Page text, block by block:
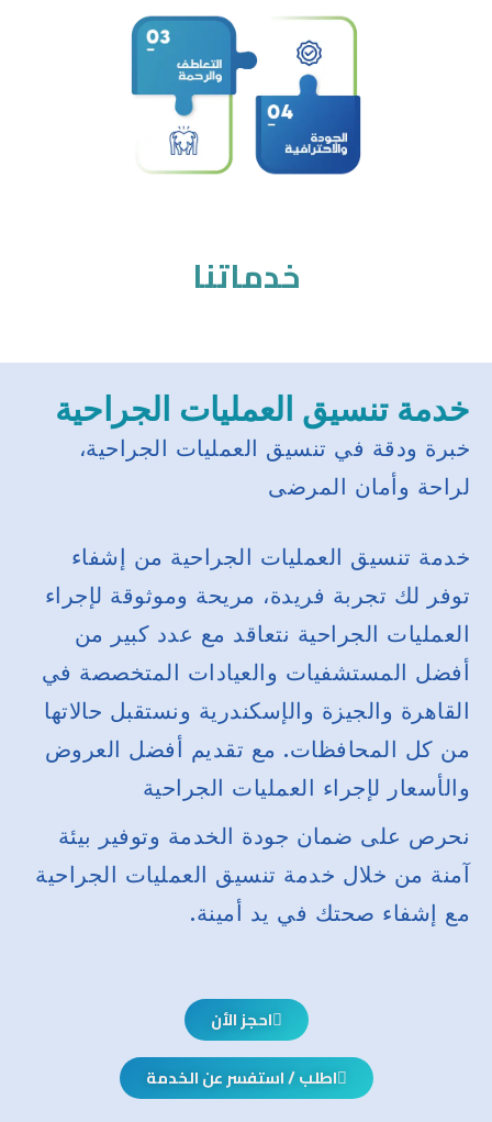
خدماتنا
خدمة تنسيق العمليات الجراحية
خبرة ودقة في تنسيق العمليات الجراحية،
لراحة وأمان المرضى
خدمة تنسيق العمليات الجراحية من إشفاء
توفر لك تجربة فريدة، مريحة وموثوقة لإجراء
العمليات الجراحية نتعاقد مع عدد كبير من
أفضل المستشفيات والعيادات المتخصصة في
القاهرة والجيزة والإسكندرية ونستقبل حالاتها
من كل المحافظات. مع تقديم أفضل العروض
والأسعار لإجراء العمليات الجراحية
نحرص على ضمان جودة الخدمة وتوفير بيئة
آمنة من خلال خدمة تنسيق العمليات الجراحية
مع إشفاء صحتك في يد أمينة.
احجز الأن
اطلب / استفسر عن الخدمة